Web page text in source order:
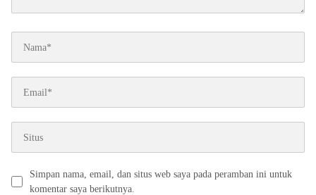
Simpan nama, email, dan situs web saya pada peramban ini untuk
komentar saya berikutnya.